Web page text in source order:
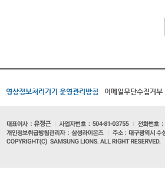
영상정보처리기기 운영관리방침 이메일무단수집거부